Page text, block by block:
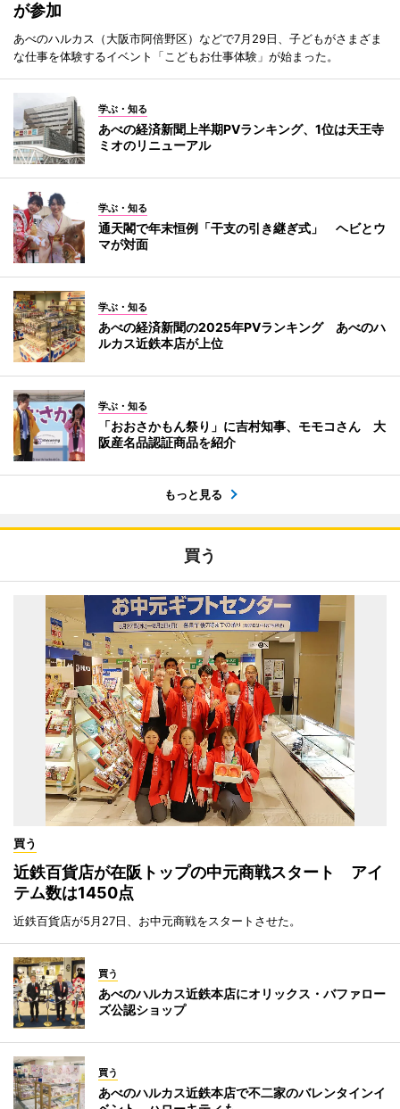
が参加
あべのハルカス（大阪市阿倍野区）などで7月29日、子どもがさまざま
な仕事を体験するイベント「こどもお仕事体験」が始まった。
学ぶ・知る
あべの経済新聞上半期PVランキング、1位は天王寺
ミオのリニューアル
学ぶ・知る
通天閣で年末恒例「干支の引き継ぎ式」 ヘビとウ
マが対面
学ぶ・知る
あべの経済新聞の2025年PVランキング あべのハ
ルカス近鉄本店が上位
学ぶ・知る
「おおさかもん祭り」に吉村知事、モモコさん 大
阪産名品認証商品を紹介
もっと見る
買う
買う
近鉄百貨店が在阪トップの中元商戦スタート アイ
テム数は1450点
近鉄百貨店が5月27日、お中元商戦をスタートさせた。
買う
あべのハルカス近鉄本店にオリックス・バファロー
ズ公認ショップ
買う
あべのハルカス近鉄本店で不二家のバレンタインイ